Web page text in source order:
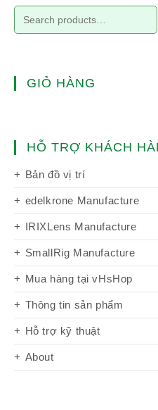
GIỎ HÀNG
HỖ TRỢ KHÁCH
Bản đồ vị trí
edelkrone Manufacture
IRIXLens Manufacture
SmallRig Manufacture
Mua hàng tại vHsHop
Thông tin sản phẩm
Hỗ trợ kỹ thuật
About